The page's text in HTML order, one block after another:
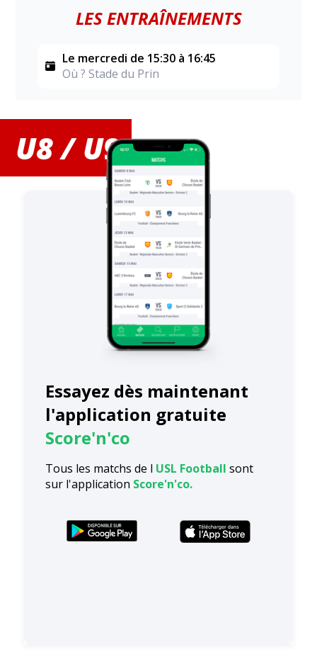
U8 / U9
LES ENTRAÎNEMENTS
Le mercredi de 15:30 à 16:45
Où ? Stade du Prin
Essayez dès maintenant
l'application gratuite
Score'n'co
Tous les matchs de l USL Football sont
sur l'application Score'n'co.